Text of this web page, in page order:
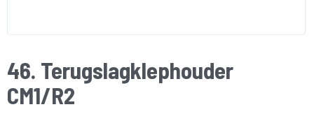
46. Terugslagklephouder
CM1/R2